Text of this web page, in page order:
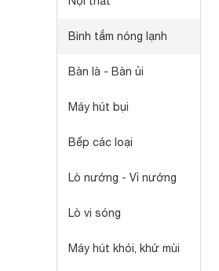
Bình tắm nóng lạnh
Bàn là - Bàn ủi
Máy hút bụi
Bếp các loại
Lò nướng - Vỉ nướng
Lò vi sóng
Máy hút khói, khử mùi